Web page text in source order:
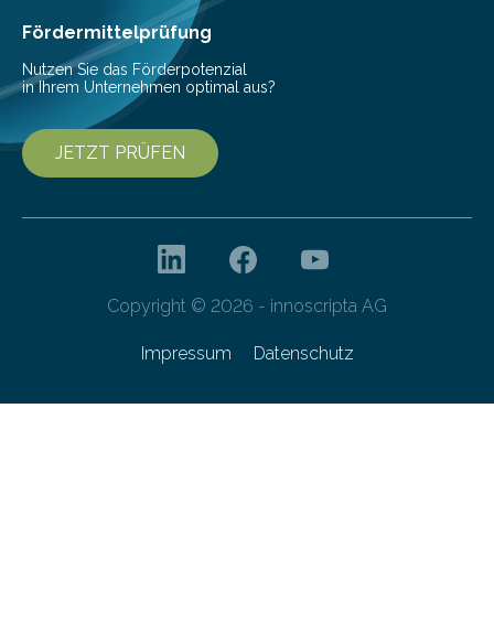
Fördermittelprüfung
Nutzen Sie das Förderpotenzial
in Ihrem Unternehmen optimal aus?
JETZT PRÜFEN
Copyright © 2026 - innoscripta AG
Impressum Datenschutz